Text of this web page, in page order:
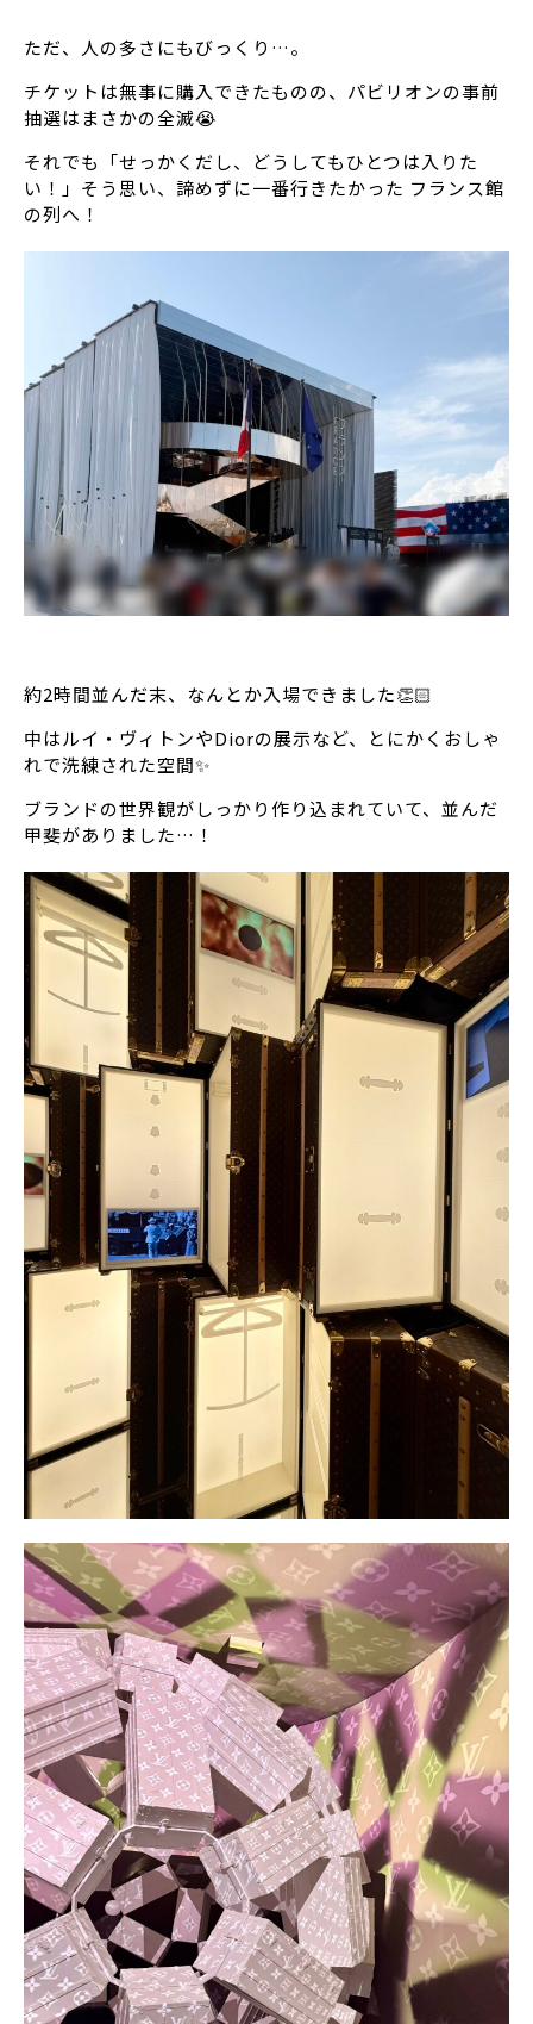
ただ、人の多さにもびっくり…。
チケットは無事に購入できたものの、パビリオンの事前
抽選はまさかの全滅😭
それでも「せっかくだし、どうしてもひとつは入りた
い！」そう思い、諦めずに一番行きたかった フランス館
の列へ！
約2時間並んだ末、なんとか入場できました👏🏻
中はルイ・ヴィトンやDiorの展示など、とにかくおしゃ
れで洗練された空間✨
ブランドの世界観がしっかり作り込まれていて、並んだ
甲斐がありました…！